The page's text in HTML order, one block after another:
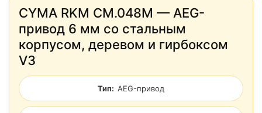
CYMA RKM CM.048M — AEG-
привод 6 мм со стальным
корпусом, деревом и гирбоксом
V3
Тип: AEG-привод